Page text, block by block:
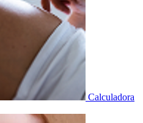
Calculadora